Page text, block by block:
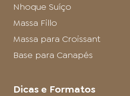
Nhoque Suíço
Massa Fillo
Massa para Croissant
Base para Canapés
Dicas e Formatos